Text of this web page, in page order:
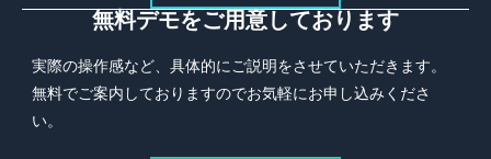
無料デモをご用意しております
実際の操作感など、具体的にご説明をさせていただきます。
無料でご案内しておりますのでお気軽にお申し込みくださ
い。